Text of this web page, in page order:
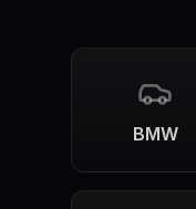
BMW